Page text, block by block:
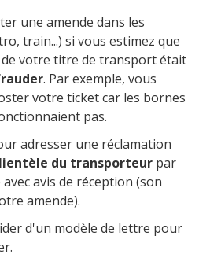
une amende dans les
train...) si vous estimez que
votre titre de transport était
. Par exemple, vous
votre ticket car les bornes
pas.
adresser une réclamation
du transporteur par
avis de réception (son
amende).
d'un modèle de lettre pour